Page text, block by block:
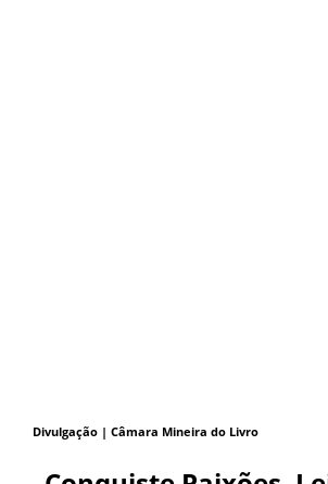
Divulgação | Câmara Mineira do Livro